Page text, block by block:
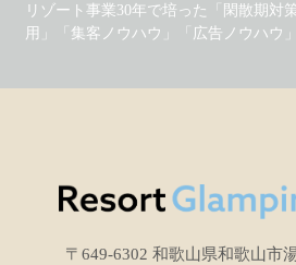
リゾート事業30年で培った「閑散期対
用」「集客ノウハウ」「広告ノウハウ
〒649-6302 和歌山県和歌山市